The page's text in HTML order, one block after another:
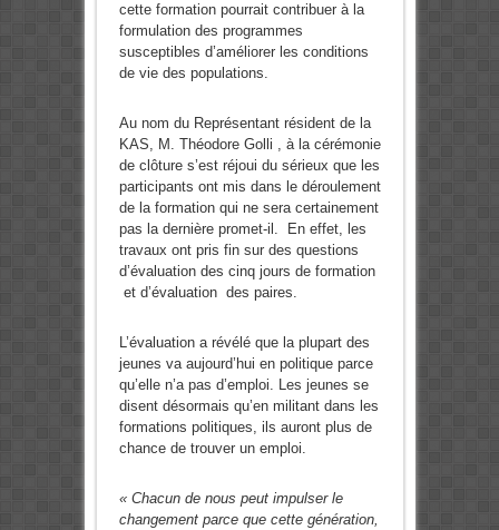
cette formation pourrait contribuer à la
formulation des programmes
susceptibles d’améliorer les conditions
de vie des populations.
Au nom du Représentant résident de la
KAS, M. Théodore Golli , à la cérémonie
de clôture s’est réjoui du sérieux que les
participants ont mis dans le déroulement
de la formation qui ne sera certainement
pas la dernière promet-il. En effet, les
travaux ont pris fin sur des questions
d’évaluation des cinq jours de formation
et d’évaluation des paires.
L’évaluation a révélé que la plupart des
jeunes va aujourd’hui en politique parce
qu’elle n’a pas d’emploi. Les jeunes se
disent désormais qu’en militant dans les
formations politiques, ils auront plus de
chance de trouver un emploi.
« Chacun de nous peut impulser le
changement parce que cette génération,